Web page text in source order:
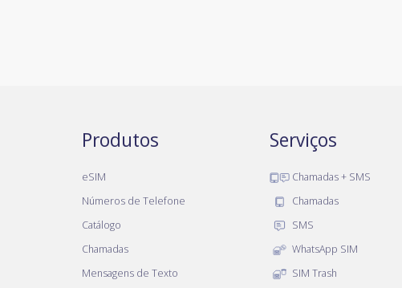
Produtos
eSIM
Números de Telefone
Catálogo
Chamadas
Mensagens de Texto
Serviços
Chamadas + SMS
Chamadas
SMS
WhatsApp SIM
SIM Trash